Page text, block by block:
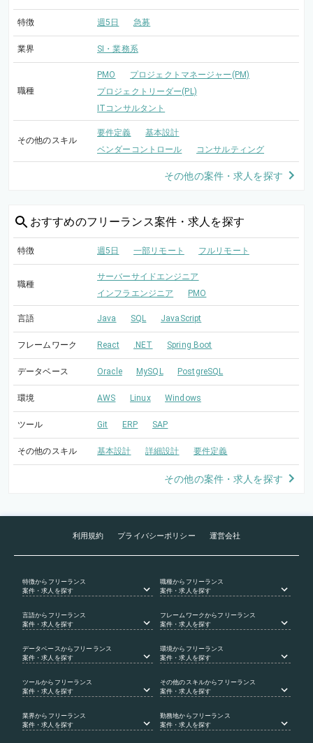
特徴 週5日 急募
業界 SI・業務系
職種
PMO
プロジェクトマネージャー(PM)
プロジェクトリーダー(PL)
ITコンサルタント
その他のスキル
要件定義
基本設計
ベンダーコントロール
コンサルティング
その他の案件・求人を探す
おすすめのフリーランス案件・求人を探す
特徴 週5日 一部リモート フルリモート
職種
サーバーサイドエンジニア
インフラエンジニア
PMO
言語 Java SQL JavaScript
フレームワーク React .NET Spring Boot
データベース Oracle MySQL PostgreSQL
環境 AWS Linux Windows
ツール Git ERP SAP
その他のスキル 基本設計 詳細設計 要件定義
その他の案件・求人を探す
利用規約 プライバシーポリシー 運営会社
特徴からフリーランス
案件・求人を探す
職種からフリーランス
案件・求人を探す
言語からフリーランス
案件・求人を探す
フレームワークからフリーランス
案件・求人を探す
データベース からフリーランス
案件・求人を探す
環境からフリーランス
案件・求人を探す
ツールからフリーランス
案件・求人を探す
その他のスキルからフリーランス
案件・求人を探す
業界からフリーランス
案件・求人を探す
勤務地からフリーランス
案件・求人を探す